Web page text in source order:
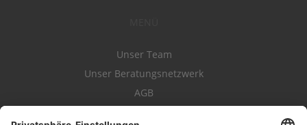
Unser Team
Unser Beratungsnetzwerk
AGB